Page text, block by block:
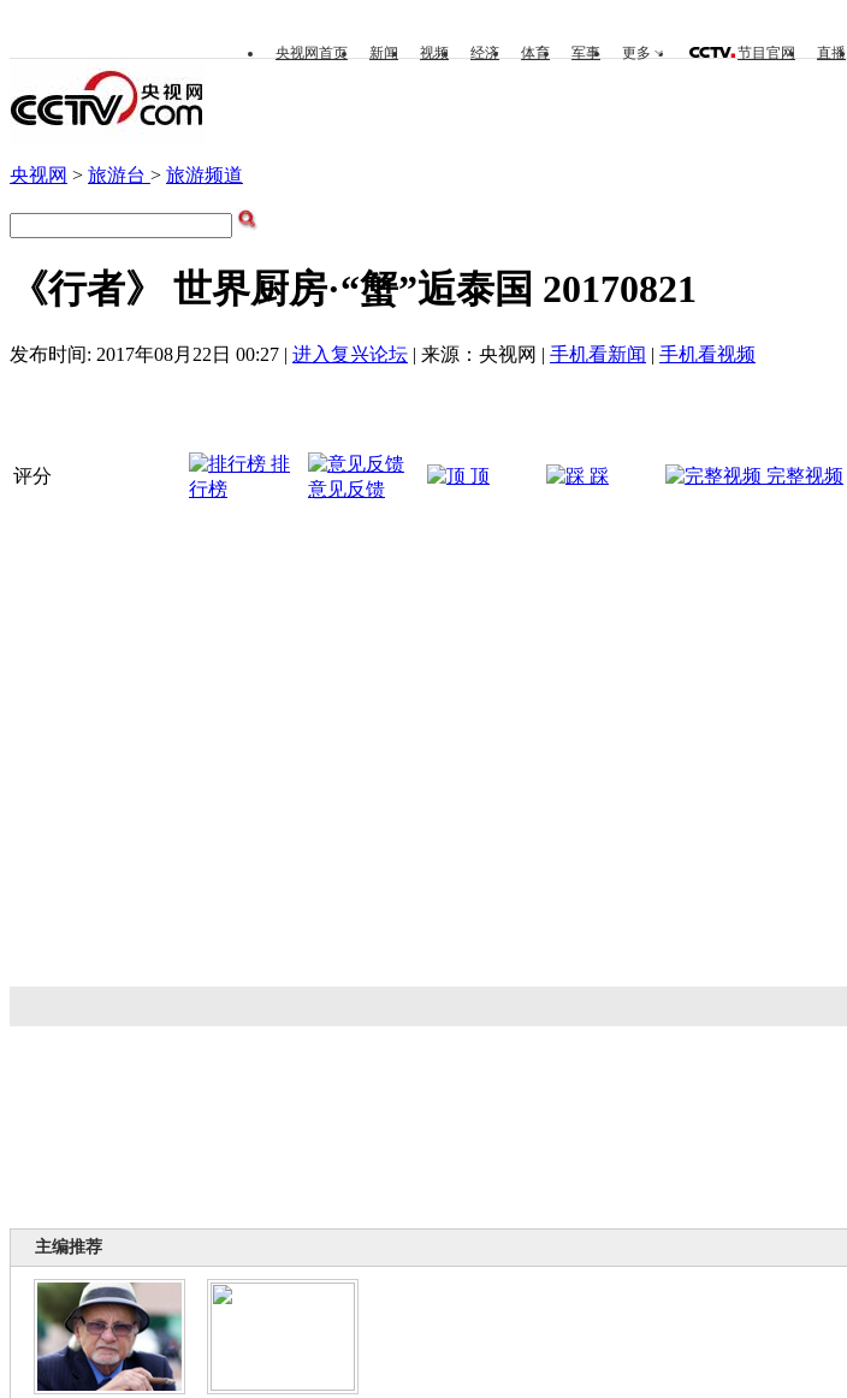
央视网首页 新闻 视频 经济 体育 军事 更多 节目官网 直播
央视网 > 旅游台 > 旅游频道
《行者》 世界厨房·“蟹”逅泰国 20170821
发布时间: 2017年08月22日 00:27 | 进入复兴论坛 | 来源：央视网 | 手机看新闻 | 手机看视频
评分
排
行榜
意见反馈
顶 踩 完整视频
主编推荐